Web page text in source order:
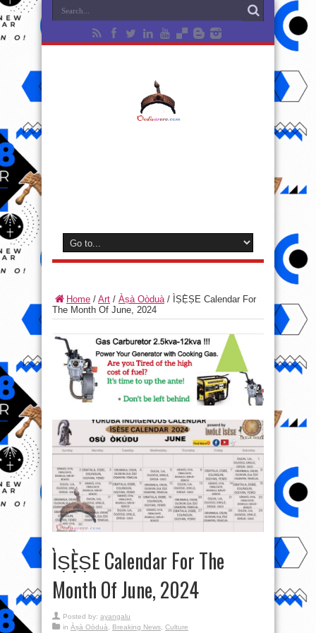
Home / Art / Àṣà Oòduà/ ÌṢẸ̀ṢE Calendar For
The Month Of June, 2024
ÌṢẸ̀ṢE Calendar For The
Month Of June, 2024
Posted by: ayangalu
in Àṣà Oòduà, Breaking News, Culture